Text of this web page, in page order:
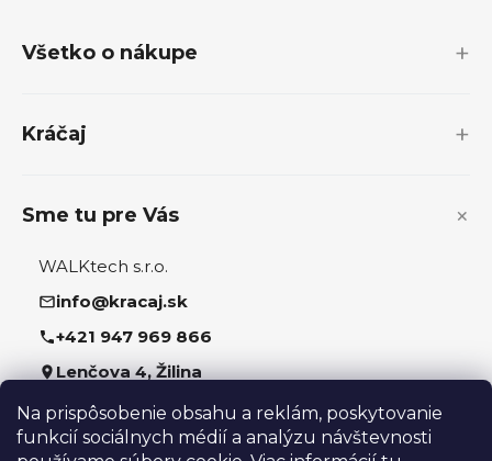
Na prispôsobenie obsahu a reklám, poskytovanie
funkcií sociálnych médií a analýzu návštevnosti
Všetko o nákupe
Kráčaj
Sme tu pre Vás
WALKtech s.r.o.
info@kracaj.sk
+421 947 969 866
Lenčova 4, Žilina
Sledujte nás